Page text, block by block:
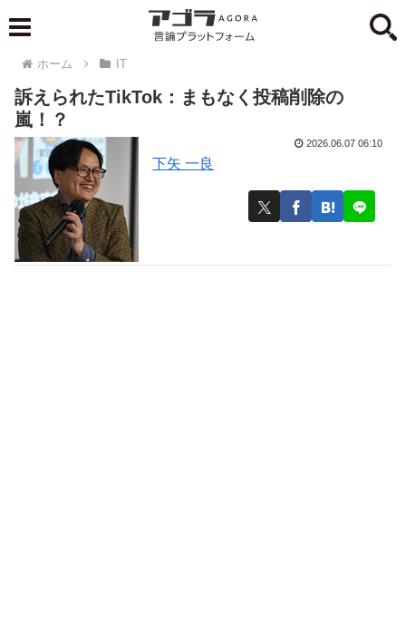
ホーム IT
訴えられたTikTok：まもなく投稿削除の
嵐！？
下矢 一良
2026.06.07 06:10